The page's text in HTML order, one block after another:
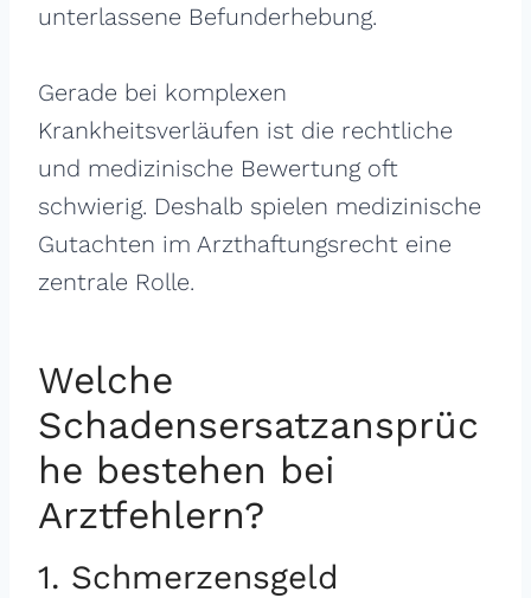
unterlassene Befunderhebung.
Gerade bei komplexen
Krankheitsverläufen ist die rechtliche
und medizinische Bewertung oft
schwierig. Deshalb spielen medizinische
Gutachten im Arzthaftungsrecht eine
zentrale Rolle.
Welche
Schadensersatzansprüc
he bestehen bei
Arztfehlern?
1. Schmerzensgeld